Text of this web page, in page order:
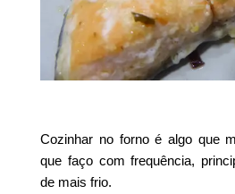
Cozinhar no forno é algo que
que faço com frequência,
de mais frio.